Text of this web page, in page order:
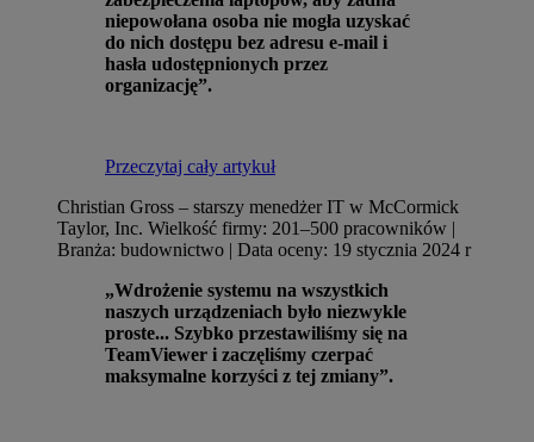
niepowołana osoba nie mogła uzyskać
do nich dostępu bez adresu e-mail i
hasła udostępnionych przez
organizację”.
Przeczytaj cały artykuł
Christian Gross – starszy menedżer IT w McCormick
Taylor, Inc. Wielkość firmy: 201–500 pracowników |
Branża: budownictwo | Data oceny: 19 stycznia 2024 r
„Wdrożenie systemu na wszystkich
naszych urządzeniach było niezwykle
proste... Szybko przestawiliśmy się na
TeamViewer i zaczęliśmy czerpać
maksymalne korzyści z tej zmiany”.